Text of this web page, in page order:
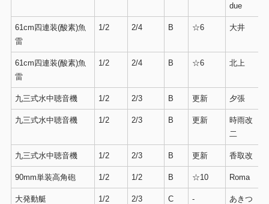
due
61cm四連装(酸素)魚
雷
1/2 2/4 B ☆6 大井
61cm四連装(酸素)魚
雷
1/2 2/4 B ☆6 北上
九三式水中聴音機 1/2 2/3 B 更新 夕張
九三式水中聴音機 1/2 2/3 B 更新
時雨改
二
九三式水中聴音機 1/2 2/3 B 更新 香取改
90mm単装高角砲 1/2 1/2 B ☆10 Roma
大発動艇 1/2 2/3 C -
あきつ